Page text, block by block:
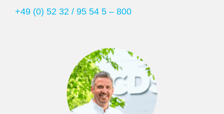
+49 (0) 52 32 / 95 54 5 – 800